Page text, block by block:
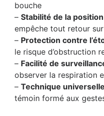
bouche
– Stabilité de la position
empêche tout retour
– Protection contre
le risque d’obstruction
– Facilité de
observer la respiration
– Technique universelle
témoin formé aux